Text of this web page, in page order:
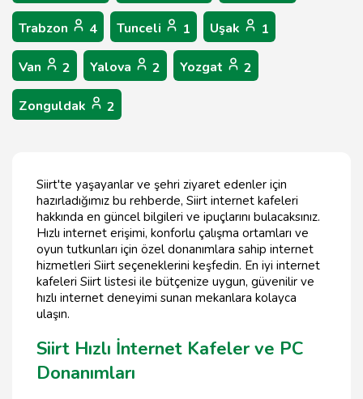
Trabzon 4 Tunceli 1 Uşak 1
Van 2 Yalova 2 Yozgat 2
Zonguldak 2
Siirt'te yaşayanlar ve şehri ziyaret edenler için
hazırladığımız bu rehberde, Siirt internet kafeleri
hakkında en güncel bilgileri ve ipuçlarını bulacaksınız.
Hızlı internet erişimi, konforlu çalışma ortamları ve
oyun tutkunları için özel donanımlara sahip internet
hizmetleri Siirt seçeneklerini keşfedin. En iyi internet
kafeleri Siirt listesi ile bütçenize uygun, güvenilir ve
hızlı internet deneyimi sunan mekanlara kolayca
ulaşın.
Siirt Hızlı İnternet Kafeler ve PC
Donanımları